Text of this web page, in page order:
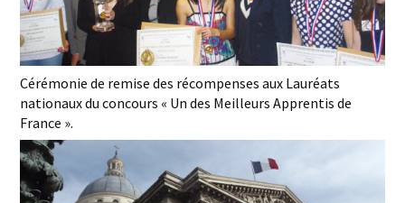
Cérémonie de remise des récompenses aux Lauréats
nationaux du concours « Un des Meilleurs Apprentis de
France ».